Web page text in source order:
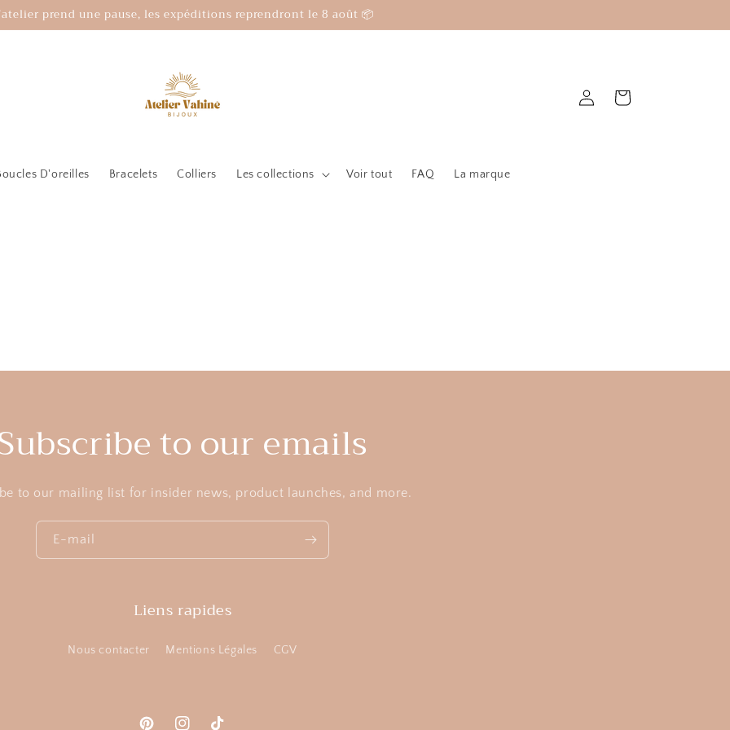
prend une pause, les expéditions reprendront le 8 août 📦
D'oreilles Bracelets Colliers Les collections Voir tout FAQ La marque
Connexion Panier
to our emails
to our mailing list for insider news, product launches, and more.
E-mail
Liens rapides
Nous contacter Mentions Légales CGV